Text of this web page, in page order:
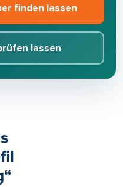
finden lassen
lassen